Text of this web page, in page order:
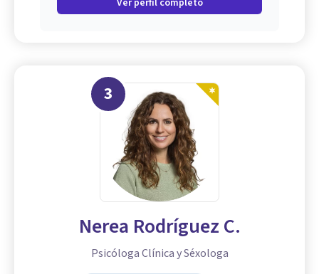
3
Nerea Rodríguez C.
Psicóloga Clínica y Séxologa